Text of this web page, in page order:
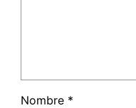
Nombre *